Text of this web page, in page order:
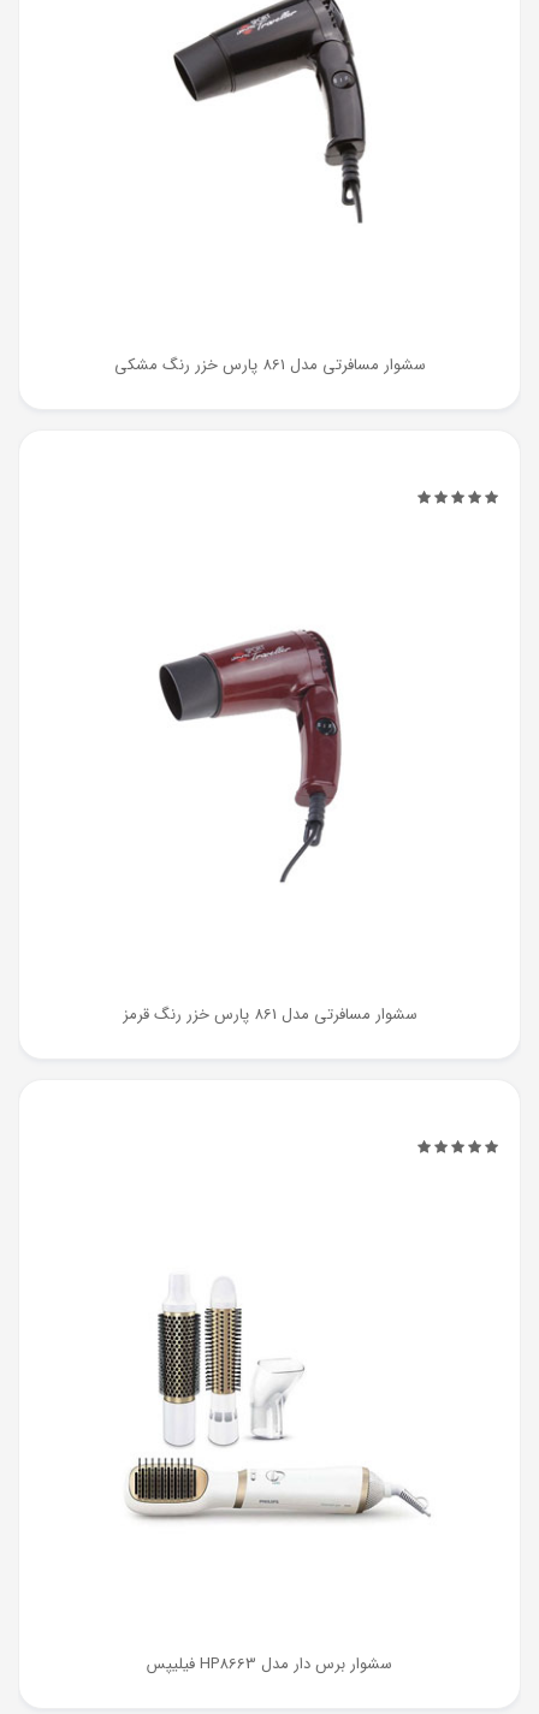
سشوار مسافرتی مدل 861 پارس خزر رنگ مشکی
سشوار مسافرتی مدل 861 پارس خزر رنگ قرمز
سشوار برس دار مدل HP8663 فیلیپس